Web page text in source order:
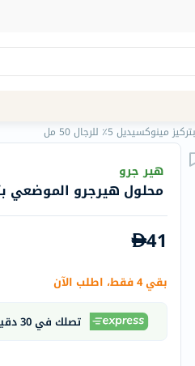
Navigation
الصيدلية
Humantara
betadine
5٪ للرجال 50 مل
هير جرو
محلول هيرجرو الموضعي بتركيز
41
بقي 4 فقط، اطلب الآن
تصلك في 30 دقيقة